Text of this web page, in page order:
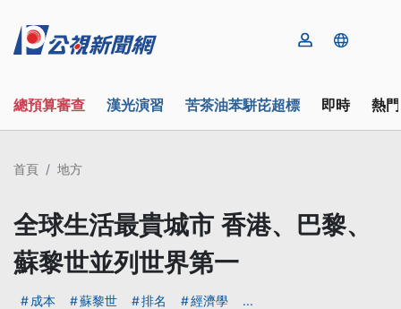
總預算審查 漢光演習 苦茶油苯駢芘超標 即時 熱
首頁 地方
全球生活最貴城市 香港、巴黎、
蘇黎世並列世界第一
成本 蘇黎世 排名 經濟學 ...